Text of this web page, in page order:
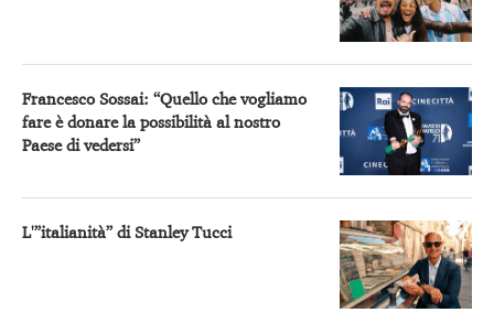
Francesco Sossai: “Quello che vogliamo
fare è donare la possibilità al nostro
Paese di vedersi”
L'”italianità” di Stanley Tucci